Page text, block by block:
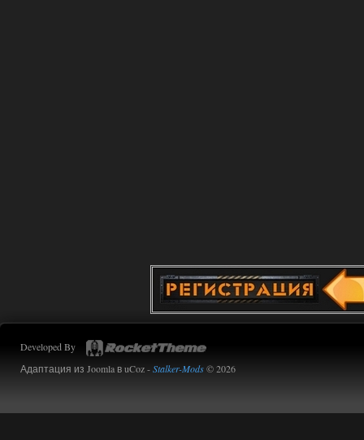
Developed By
Адаптация из Joomla в uCoz -Stalker-Mods© 2026